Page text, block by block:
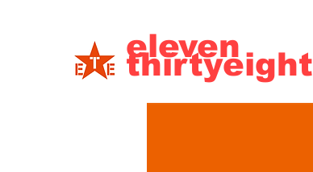
thirtyeight
eleven